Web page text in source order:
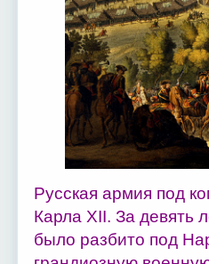
Русская армия под
Карла XII. За девять
было разбито под